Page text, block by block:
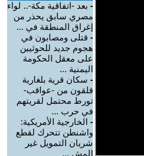
- بعد -اتفاقية مكة-.. لواء
مصري سابق يحذر من
إغراق المنطقة في ...
- قتلى ومصابون في
هجوم جديد للحوثيين
على معقل الحكومة
اليمنية ...
- سكان قرية بلغارية
قلقون من -عواقب-
تورط محتمل لقريتهم
في حرب ...
- الخارجية الأمريكية:
واشنطن تتحرك لقطع
شريان التمويل غير
المش ...